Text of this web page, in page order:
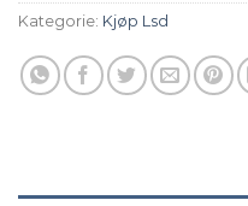
Kategorie: Kjøp Lsd